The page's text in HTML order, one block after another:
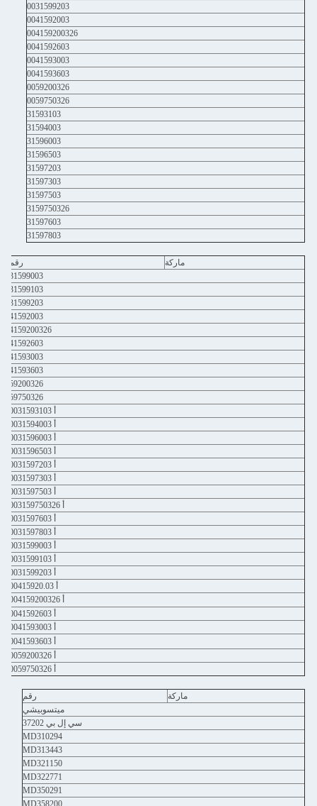
0031599203
0041592003
004159200326
0041592603
0041593003
0041593603
0059200326
0059750326
31593103
31594003
31596003
31596503
31597203
31597303
31597503
3159750326
31597603
31597803
ماركة
رقم
31599003
31599103
31599203
41592003
4159200326
41592603
41593003
41593603
59200326
59750326
ماركة
رقم
ميتسوبيشي
سي إل بي 37202
MD310294
MD313443
MD321150
MD322771
MD350291